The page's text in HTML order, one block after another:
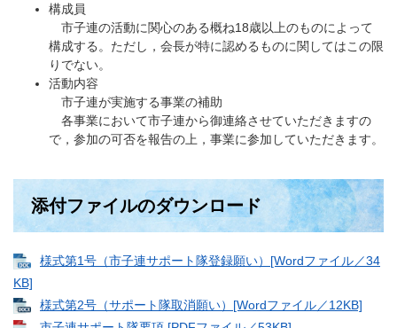
構成員
市子連の活動に関心のある概ね18歳以上のものによって
構成する。ただし，会長が特に認めるものに関してはこの限
りでない。
活動内容
市子連が実施する事業の補助
各事業において市子連から御連絡させていただきますの
で，参加の可否を報告の上，事業に参加していただきます。
添付ファイルのダウンロード
様式第1号（市子連サポート隊登録願い）[Wordファイル／34
KB]
様式第2号（サポート隊取消願い）[Wordファイル／12KB]